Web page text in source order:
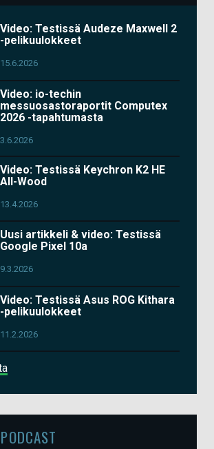
Video: Testissä Audeze Maxwell 2
-pelikuulokkeet
15.6.2026
Video: io-techin
messuosastoraportit Computex
2026 -tapahtumasta
3.6.2026
Video: Testissä Keychron K2 HE
All-Wood
13.4.2026
Uusi artikkeli & video: Testissä
Google Pixel 10a
9.3.2026
Video: Testissä Asus ROG Kithara
-pelikuulokkeet
11.2.2026